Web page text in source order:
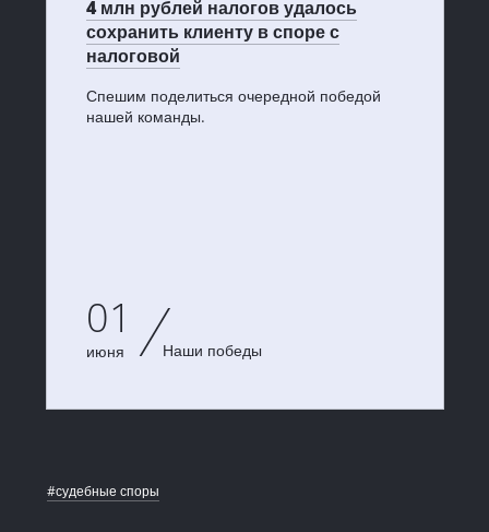
4 млн рублей налогов удалось
сохранить клиенту в споре с
налоговой
Спешим поделиться очередной победой
нашей команды.
01
июня Наши победы
#судебные споры